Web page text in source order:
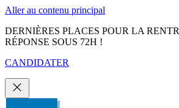
Aller au contenu principal
DERNIÈRES PLACES POUR LA
RÉPONSE SOUS 72H !
CANDIDATER